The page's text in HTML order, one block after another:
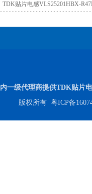
TDK贴片电感VLS25201HBX-
一级代理商提供TDK贴片
版权所有 粤ICP备